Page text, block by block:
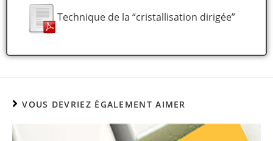
Technique de la “cristallisation dirigée”
VOUS DEVRIEZ ÉGALEMENT AIMER